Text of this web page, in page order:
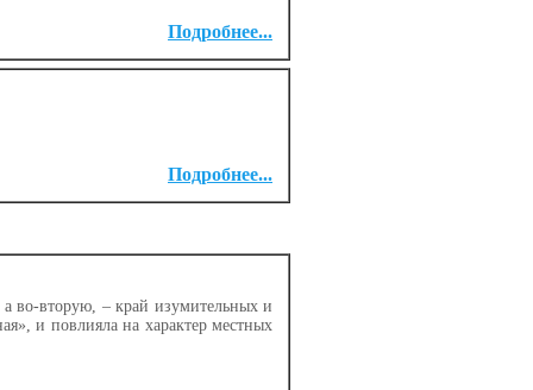
Подробнее...
Подробнее...
во-вторую, – край изумительных и
и повлияла на характер местных